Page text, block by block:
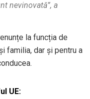
nevinovată”, a
la funcția de
familia, dar și pentru a
UE: